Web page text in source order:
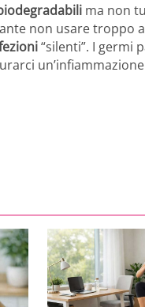
ma non
non usare
“silenti”. I germi